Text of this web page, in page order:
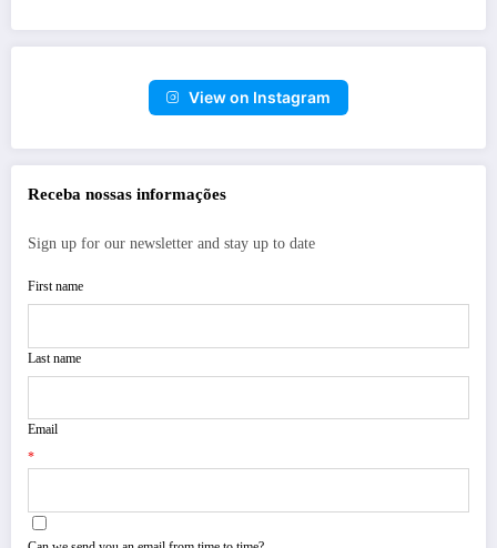
View on Instagram
Receba nossas informações
Sign up for our newsletter and stay up to date
First name
Last name
Email
*